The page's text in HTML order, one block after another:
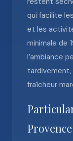
qui facilite
et les
minimale de
l’ambiance
tardivement,
fraîcheur
Provence